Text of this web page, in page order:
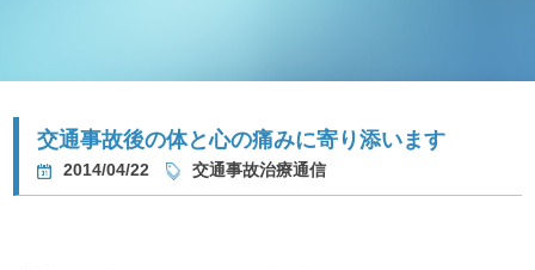
交通事故後の体と心の痛みに寄り添います
2014/04/22 交通事故治療通信